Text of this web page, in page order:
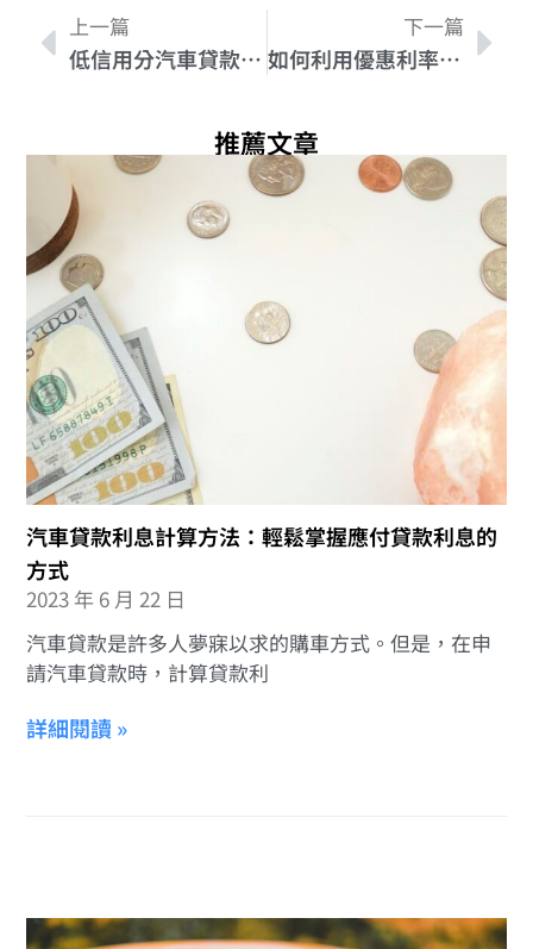
上一篇
低信用分汽車貸款適用的利率與還款方式
下一篇
如何利用優惠利率減輕汽車貸款壓力
推薦文章
汽車貸款利息計算方法：輕鬆掌握應付貸款利息的
方式
2023 年 6 月 22 日
汽車貸款是許多人夢寐以求的購車方式。但是，在申
請汽車貸款時，計算貸款利
詳細閱讀 »